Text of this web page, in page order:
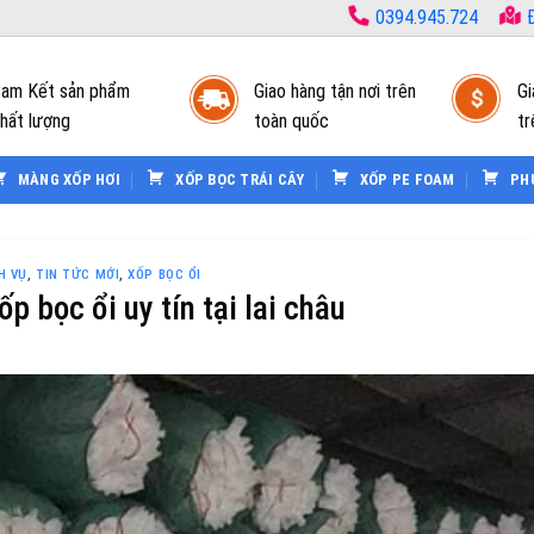
0394.945.724
Kết sản phẩm
lượng
Giao hàng tận nơi trên
toàn quốc
MÀNG XỐP HƠI XỐP BỌC TRÁI CÂY XỐP PE FOAM
VỤ, TIN TỨC MỚI,XỐP BỌC ỔI
bọc ổi uy tín tại lai châu